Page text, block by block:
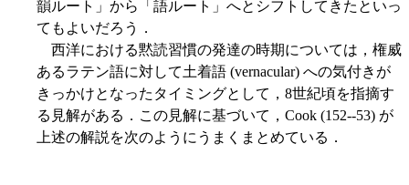
韻ルート」から「語ルート」へとシフトしてきたといっ
てもよいだろう．
西洋における黙読習慣の発達の時期については，権威
あるラテン語に対して土着語 (vernacular) への気付きが
きっかけとなったタイミングとして，8世紀頃を指摘す
る見解がある．この見解に基づいて，Cook (152--53) が
上述の解説を次のようにうまくまとめている．